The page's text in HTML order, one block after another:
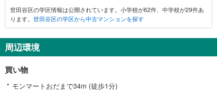
世田谷区の学区情報は公開されています。小学校が62件、中学校が29件あ
ります。 世田谷区の学区から中古マンションを探す
周辺環境
買い物
モンマートおだまで34m (徒歩1分)